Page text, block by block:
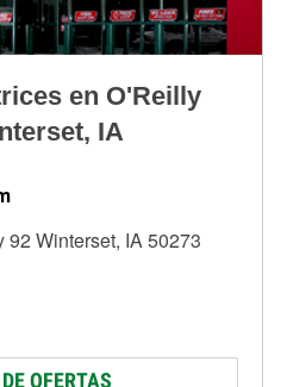
en O'Reilly
IA
Winterset, IA 50273
OFERTAS